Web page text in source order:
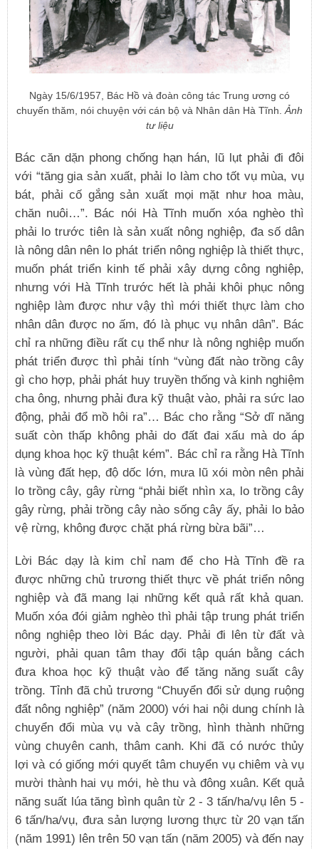
Ngày 15/6/1957, Bác Hồ và đoàn công tác Trung ương có
chuyến thăm, nói chuyện với cán bộ và Nhân dân Hà Tĩnh. Ảnh
tư liệu
Bác căn dặn phong chống hạn hán, lũ lụt phải đi đôi
với “tăng gia sản xuất, phải lo làm cho tốt vụ mùa, vụ
bát, phải cố gắng sản xuất mọi mặt như hoa màu,
chăn nuôi…”. Bác nói Hà Tĩnh muốn xóa nghèo thì
phải lo trước tiên là sản xuất nông nghiệp, đa số dân
là nông dân nên lo phát triển nông nghiệp là thiết thực,
muốn phát triển kinh tế phải xây dựng công nghiệp,
nhưng với Hà Tĩnh trước hết là phải khôi phục nông
nghiệp làm được như vậy thì mới thiết thực làm cho
nhân dân được no ấm, đó là phục vụ nhân dân”. Bác
chỉ ra những điều rất cụ thể như là nông nghiệp muốn
phát triển được thì phải tính “vùng đất nào trồng cây
gì cho hợp, phải phát huy truyền thống và kinh nghiệm
cha ông, nhưng phải đưa kỹ thuật vào, phải ra sức lao
động, phải đổ mồ hôi ra”… Bác cho rằng “Sở dĩ năng
suất còn thấp không phải do đất đai xấu mà do áp
dụng khoa học kỹ thuật kém”. Bác chỉ ra rằng Hà Tĩnh
là vùng đất hẹp, độ dốc lớn, mưa lũ xói mòn nên phải
lo trồng cây, gây rừng “phải biết nhìn xa, lo trồng cây
gây rừng, phải trồng cây nào sống cây ấy, phải lo bảo
vệ rừng, không được chặt phá rừng bừa bãi”…
Lời Bác dạy là kim chỉ nam để cho Hà Tĩnh đề ra
được những chủ trương thiết thực về phát triển nông
nghiệp và đã mang lại những kết quả rất khả quan.
Muốn xóa đói giảm nghèo thì phải tập trung phát triển
nông nghiệp theo lời Bác dạy. Phải đi lên từ đất và
người, phải quan tâm thay đổi tập quán bằng cách
đưa khoa học kỹ thuật vào để tăng năng suất cây
trồng. Tỉnh đã chủ trương “Chuyển đổi sử dụng ruộng
đất nông nghiệp” (năm 2000) với hai nội dung chính là
chuyển đổi mùa vụ và cây trồng, hình thành những
vùng chuyên canh, thâm canh. Khi đã có nước thủy
lợi và có giống mới quyết tâm chuyển vụ chiêm và vụ
mười thành hai vụ mới, hè thu và đông xuân. Kết quả
năng suất lúa tăng bình quân từ 2 - 3 tấn/ha/vụ lên 5 -
6 tấn/ha/vụ, đưa sản lượng lương thực từ 20 vạn tấn
(năm 1991) lên trên 50 vạn tấn (năm 2005) và đến nay